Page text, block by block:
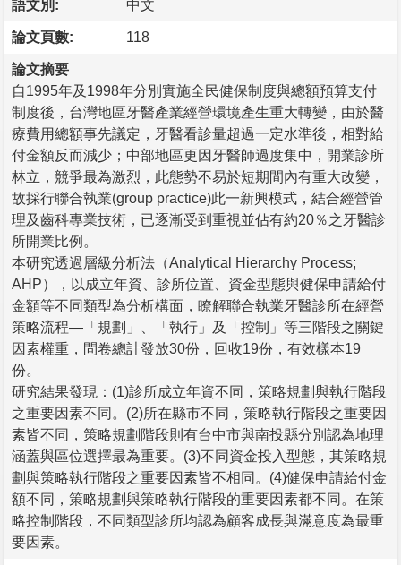
語文別: 中文
論文頁數: 118
論文摘要
自1995年及1998年分別實施全民健保制度與總額預算支付
制度後，台灣地區牙醫產業經營環境產生重大轉變，由於醫
療費用總額事先議定，牙醫看診量超過一定水準後，相對給
付金額反而減少；中部地區更因牙醫師過度集中，開業診所
林立，競爭最為激烈，此態勢不易於短期間內有重大改變，
故採行聯合執業(group practice)此一新興模式，結合經營管
理及齒科專業技術，已逐漸受到重視並佔有約20％之牙醫診
所開業比例。
本研究透過層級分析法（Analytical Hierarchy Process;
AHP），以成立年資、診所位置、資金型態與健保申請給付
金額等不同類型為分析構面，瞭解聯合執業牙醫診所在經營
策略流程—「規劃」、「執行」及「控制」等三階段之關鍵
因素權重，問卷總計發放30份，回收19份，有效樣本19
份。
研究結果發現：(1)診所成立年資不同，策略規劃與執行階段
之重要因素不同。(2)所在縣市不同，策略執行階段之重要因
素皆不同，策略規劃階段則有台中市與南投縣分別認為地理
涵蓋與區位選擇最為重要。(3)不同資金投入型態，其策略規
劃與策略執行階段之重要因素皆不相同。(4)健保申請給付金
額不同，策略規劃與策略執行階段的重要因素都不同。在策
略控制階段，不同類型診所均認為顧客成長與滿意度為最重
要因素。